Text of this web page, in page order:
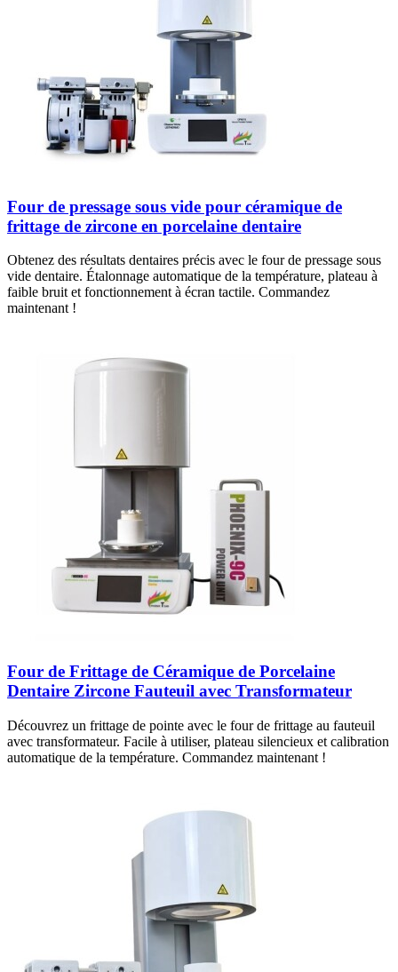
Four de pressage sous vide pour céramique de
frittage de zircone en porcelaine dentaire
Obtenez des résultats dentaires précis avec le four de pressage sous
vide dentaire. Étalonnage automatique de la température, plateau à
faible bruit et fonctionnement à écran tactile. Commandez
maintenant !
Four de Frittage de Céramique de Porcelaine
Dentaire Zircone Fauteuil avec Transformateur
Découvrez un frittage de pointe avec le four de frittage au fauteuil
avec transformateur. Facile à utiliser, plateau silencieux et calibration
automatique de la température. Commandez maintenant !